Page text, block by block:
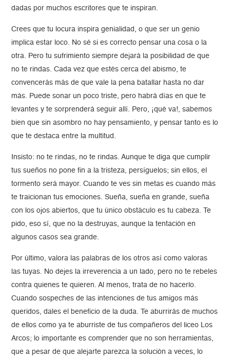
dadas por muchos escritores que te inspiran.
Crees que tu locura inspira genialidad, o que ser un genio
implica estar loco. No sé si es correcto pensar una cosa o la
otra. Pero tu sufrimiento siempre dejará la posibilidad de que
no te rindas. Cada vez que estés cerca del abismo, te
convencerás más de que vale la pena batallar hasta no dar
más. Puede sonar un poco triste, pero habrá días en que te
levantes y te sorprenderá seguir allí. Pero, ¡qué va!, sabemos
bien que sin asombro no hay pensamiento, y pensar tanto es lo
que te destaca entre la multitud.
Insisto: no te rindas, no te rindas. Aunque te diga que cumplir
tus sueños no pone fin a la tristeza, persíguelos; sin ellos, el
tormento será mayor. Cuando te ves sin metas es cuando más
te traicionan tus emociones. Sueña, sueña en grande, sueña
con los ojos abiertos, que tu único obstáculo es tu cabeza. Te
pido, eso sí, que no la destruyas, aunque la tentación en
algunos casos sea grande.
Por último, valora las palabras de los otros así como valoras
las tuyas. No dejes la irreverencia a un lado, pero no te rebeles
contra quienes te quieren. Al menos, trata de no hacerlo.
Cuando sospeches de las intenciones de tus amigos más
queridos, dales el beneficio de la duda. Te aburrirás de muchos
de ellos como ya te aburriste de tus compañeros del liceo Los
Arcos; lo importante es comprender que no son herramientas,
que a pesar de que alejarte parezca la solución a veces, lo